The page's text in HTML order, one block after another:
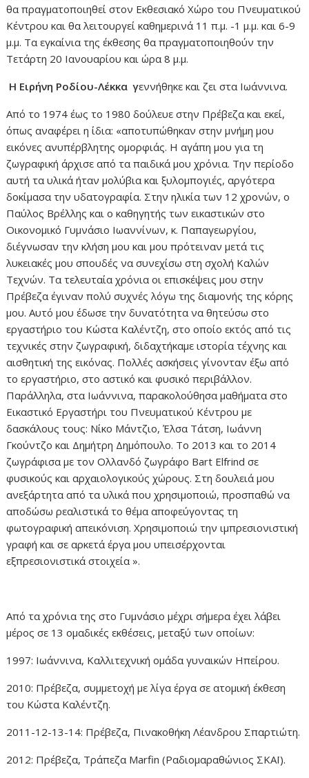
θα πραγματοποιηθεί στον Εκθεσιακό Χώρο του Πνευματικού
Κέντρου και θα λειτουργεί καθημερινά 11 π.μ. -1 μ.μ. και 6-9
μ.μ. Τα εγκαίνια της έκθεσης θα πραγματοποιηθούν την
Τετάρτη 20 Ιανουαρίου και ώρα 8 μ.μ.
Η Ειρήνη Ροδίου-Λέκκα γεννήθηκε και ζει στα Ιωάννινα.
Από το 1974 έως το 1980 δούλευε στην Πρέβεζα και εκεί,
όπως αναφέρει η ίδια: «αποτυπώθηκαν στην μνήμη μου
εικόνες ανυπέρβλητης ομορφιάς. Η αγάπη μου για τη
ζωγραφική άρχισε από τα παιδικά μου χρόνια. Την περίοδο
αυτή τα υλικά ήταν μολύβια και ξυλομπογιές, αργότερα
δοκίμασα την υδατογραφία. Στην ηλικία των 12 χρονών, ο
Παύλος Βρέλλης και ο καθηγητής των εικαστικών στο
Οικονομικό Γυμνάσιο Ιωαννίνων, κ. Παπαγεωργίου,
διέγνωσαν την κλήση μου και μου πρότειναν μετά τις
λυκειακές μου σπουδές να συνεχίσω στη σχολή Καλών
Τεχνών. Τα τελευταία χρόνια οι επισκέψεις μου στην
Πρέβεζα έγιναν πολύ συχνές λόγω της διαμονής της κόρης
μου. Αυτό μου έδωσε την δυνατότητα να θητεύσω στο
εργαστήριο του Κώστα Καλέντζη, στο οποίο εκτός από τις
τεχνικές στην ζωγραφική, διδαχτήκαμε ιστορία τέχνης και
αισθητική της εικόνας. Πολλές ασκήσεις γίνονταν έξω από
το εργαστήριο, στο αστικό και φυσικό περιβάλλον.
Παράλληλα, στα Ιωάννινα, παρακολούθησα μαθήματα στο
Εικαστικό Εργαστήρι του Πνευματικού Κέντρου με
δασκάλους τους: Νίκο Μάντζιο, Έλσα Τάτση, Ιωάννη
Γκούντζο και Δημήτρη Δημόπουλο. Το 2013 και το 2014
ζωγράφισα με τον Ολλανδό ζωγράφο Βart Elfrind σε
φυσικούς και αρχαιολογικούς χώρους. Στη δουλειά μου
ανεξάρτητα από τα υλικά που χρησιμοποιώ, προσπαθώ να
αποδώσω ρεαλιστικά το θέμα αποφεύγοντας τη
φωτογραφική απεικόνιση. Χρησιμοποιώ την ιμπρεσιονιστική
γραφή και σε αρκετά έργα μου υπεισέρχονται
εξπρεσιονιστικά στοιχεία ».
Από τα χρόνια της στο Γυμνάσιο μέχρι σήμερα έχει λάβει
μέρος σε 13 ομαδικές εκθέσεις, μεταξύ των οποίων:
1997: Ιωάννινα, Καλλιτεχνική ομάδα γυναικών Ηπείρου.
2010: Πρέβεζα, συμμετοχή με λίγα έργα σε ατομική έκθεση
του Κώστα Καλέντζη.
2011-12-13-14: Πρέβεζα, Πινακοθήκη Λέανδρου Σπαρτιώτη.
2012: Πρέβεζα, Τράπεζα Marfin (Ραδιομαραθώνιος ΣΚΑΪ).